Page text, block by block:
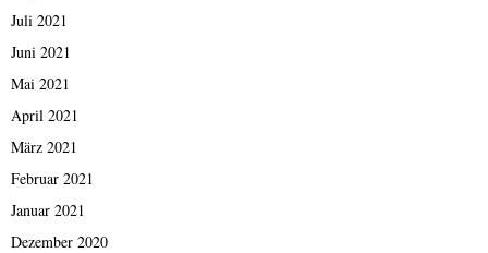
Juli 2021
Juni 2021
Mai 2021
April 2021
März 2021
Februar 2021
Januar 2021
Dezember 2020